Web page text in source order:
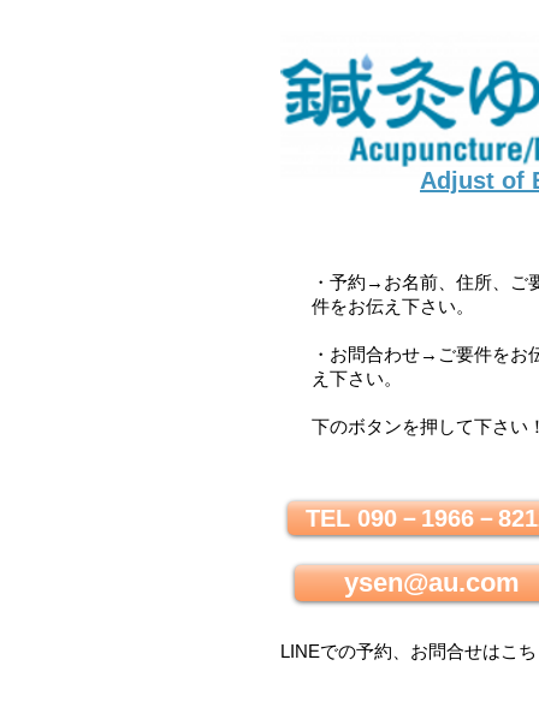
Adjust of
・予約→お名前、住所、ご
件をお伝え下さい。
・お問合わせ→ご要件をお
え下さい。
下のボタンを押して下さい
TEL 090－1966－
ysen@au.com
LINEでの予約、お問合せはこ